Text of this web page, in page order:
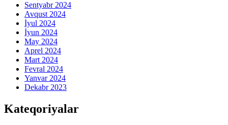
Sentyabr 2024
Avqust 2024
İyul 2024
İyun 2024
May 2024
Aprel 2024
Mart 2024
Fevral 2024
Yanvar 2024
Dekabr 2023
Kateqoriyalar